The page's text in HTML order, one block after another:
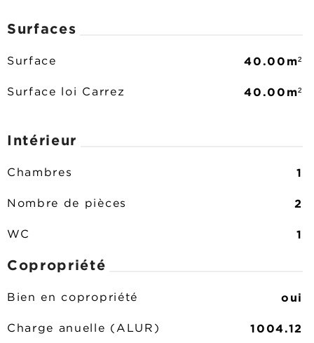
Surfaces
Surface 40.00m²
Surface loi Carrez 40.00m²
Intérieur
Chambres 1
Nombre de pièces 2
WC 1
Copropriété
Bien en copropriété oui
Charge anuelle (ALUR) 1004.12